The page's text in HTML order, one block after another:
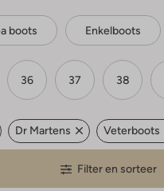
boots Enkelboots
36 37 38
Dr Martens Veterboots
Filter en sorteer